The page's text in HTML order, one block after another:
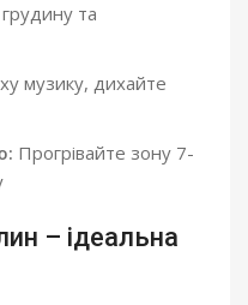
та
музику, дихайте
Прогрівайте зону 7-
– ідеальна